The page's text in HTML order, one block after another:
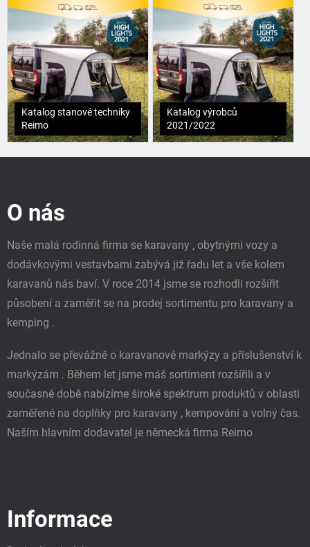
Katalog stanové techniky
Reimo
Katalog výrobců
2021/2022
O nás
Naše malá rodinná firma se karavany , obytnými vozy a
dodávkovými vestavbami zabývá již řadu let a vše kolem
karavanů nás baví. V roce 2014 jsme se rozhodli rozšířit
působení a zaměřit se na prodej sortimentu pro karavany a
kemping .
Jednalo se převážně o karavanové markýzy a příslušenství k
markýzám . Během let jsme máš sortiment rozšířili a v
současné době nabízíme široké spektrum produktů v oblasti
zaměřené na doplňky pro karavany , kempování a volný čas.
Naším hlavním dodavatel je německá firma Reimo
Informace